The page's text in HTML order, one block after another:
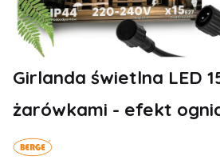
Girlanda świetlna LED
żarówkami - efekt